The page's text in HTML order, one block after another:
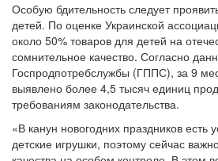
Особую бдительность следует
детей. По оценке Украинской
около 50% товаров для детей на
сомнительное качество. Согласно
Госпродпотребслужбы (ГППС), за 9
выявлено более 4,5 тысяч единиц
требованиям законодательства.
«В канун новогодних праздников есть
детские игрушки, поэтому сейчас